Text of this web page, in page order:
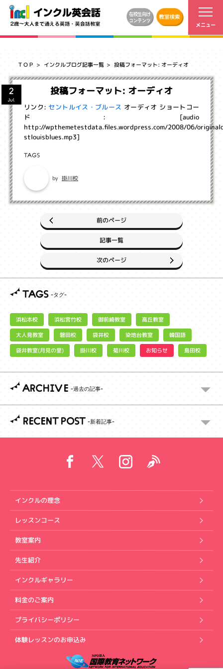
ＴＯＰ インクルブログ記事一覧 投稿フォーマット: オーディオ
投稿フォーマット: オーディオ
2
Jul
リンク:セントルイス・ブルース オーディオ ショートコー
ド: [audio
http://wpthemetestdata.files.wordpress.com/2008/06/
stlouisblues.mp3]
TAGS
by 掛川校
前のページ
記事一覧
次のページ
TAGS
浜松本校 浜松宮竹校 御前崎教室 高丘教室
大人見教室 磐田校 袋井校 染地台教室 韓国語
袋井教室(月見の里) 掛川校 菊川校 お知らせ 島田校
ARCHIVE
RECENT POST
インクルの理念
レッスンコース
教室案内
先生紹介
インクルギャラリー
料金のご案内
プライバシーポリシー
体験レッスンのお申込み